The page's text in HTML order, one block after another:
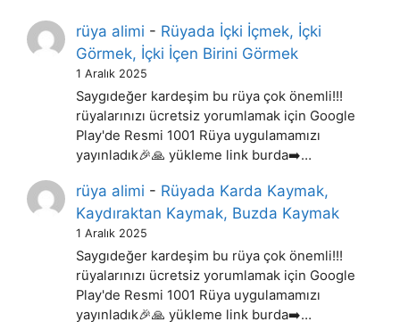
rüya alimi - Rüyada İçki İçmek, İçki
Görmek, İçki İçen Birini Görmek
1 Aralık 2025
Saygıdeğer kardeşim bu rüya çok önemli!!!
rüyalarınızı ücretsiz yorumlamak için Google
Play'de Resmi 1001 Rüya uygulamamızı
yayınladık🎉🙏 yükleme link burda➡️…
rüya alimi - Rüyada Karda Kaymak,
Kaydıraktan Kaymak, Buzda Kaymak
1 Aralık 2025
Saygıdeğer kardeşim bu rüya çok önemli!!!
rüyalarınızı ücretsiz yorumlamak için Google
Play'de Resmi 1001 Rüya uygulamamızı
yayınladık🎉🙏 yükleme link burda➡️…